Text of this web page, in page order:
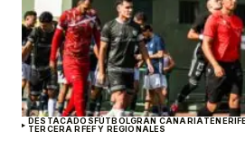
DESTACADOSFÚTBOLGRAN CANARIA
TERCERA RFEF Y REGIONALES